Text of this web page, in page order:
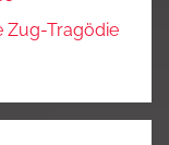
Zug-Tragödie